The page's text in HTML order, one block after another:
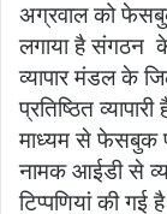
अग्रवाल को
लगाया है संगठन के
व्यापार मंडल के
प्रतिष्ठित
माध्यम से फेसबुक पर
नामक आईडी से
टिप्पणियां की गई